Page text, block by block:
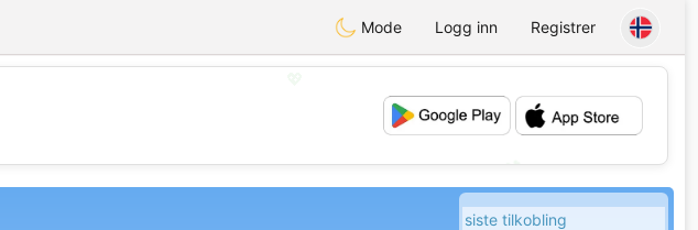
Mode Logg inn Registrer
💕
siste tilkobling